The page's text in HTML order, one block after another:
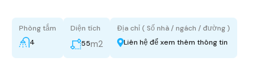
Phòng tắm
4
Diện tích
55m2
Địa chỉ ( Số nhà / ngách / đường )
Liên hệ để xem thêm thông tin